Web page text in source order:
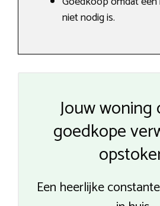
niet nodig is.
Jouw woning
goedkope
Een heerlijke